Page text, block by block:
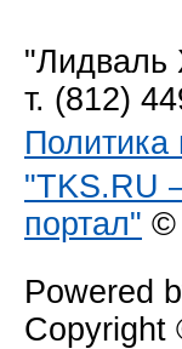
"Лидваль
т. (812)
"TKS.RU
портал" ©
Powered
Copyright